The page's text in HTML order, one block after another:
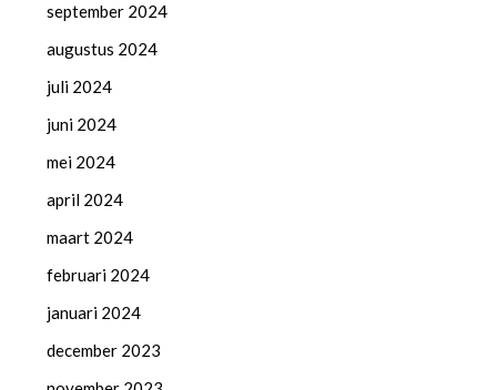
september 2024
augustus 2024
juli 2024
juni 2024
mei 2024
april 2024
maart 2024
februari 2024
januari 2024
december 2023